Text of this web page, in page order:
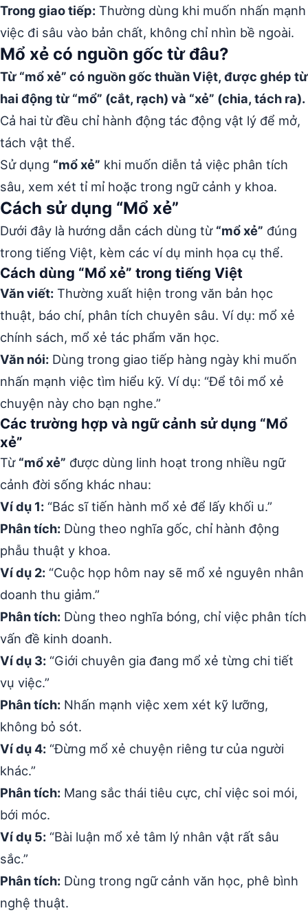
Trong giao tiếp: Thường dùng khi muốn nhấn mạnh
việc đi sâu vào bản chất, không chỉ nhìn bề ngoài.
Mổ xẻ có nguồn gốc từ đâu?
Từ “mổ xẻ” có nguồn gốc thuần Việt, được ghép từ
hai động từ “mổ” (cắt, rạch) và “xẻ” (chia, tách ra).
Cả hai từ đều chỉ hành động tác động vật lý để mở,
tách vật thể.
Sử dụng “mổ xẻ” khi muốn diễn tả việc phân tích
sâu, xem xét tỉ mỉ hoặc trong ngữ cảnh y khoa.
Cách sử dụng “Mổ xẻ”
Dưới đây là hướng dẫn cách dùng từ “mổ xẻ” đúng
trong tiếng Việt, kèm các ví dụ minh họa cụ thể.
Cách dùng “Mổ xẻ” trong tiếng Việt
Văn viết: Thường xuất hiện trong văn bản học
thuật, báo chí, phân tích chuyên sâu. Ví dụ: mổ xẻ
chính sách, mổ xẻ tác phẩm văn học.
Văn nói: Dùng trong giao tiếp hàng ngày khi muốn
nhấn mạnh việc tìm hiểu kỹ. Ví dụ: “Để tôi mổ xẻ
chuyện này cho bạn nghe.”
Các trường hợp và ngữ cảnh sử dụng “Mổ
xẻ”
Từ “mổ xẻ” được dùng linh hoạt trong nhiều ngữ
cảnh đời sống khác nhau:
Ví dụ 1: “Bác sĩ tiến hành mổ xẻ để lấy khối u.”
Phân tích: Dùng theo nghĩa gốc, chỉ hành động
phẫu thuật y khoa.
Ví dụ 2: “Cuộc họp hôm nay sẽ mổ xẻ nguyên nhân
doanh thu giảm.”
Phân tích: Dùng theo nghĩa bóng, chỉ việc phân tích
vấn đề kinh doanh.
Ví dụ 3: “Giới chuyên gia đang mổ xẻ từng chi tiết
vụ việc.”
Phân tích: Nhấn mạnh việc xem xét kỹ lưỡng,
không bỏ sót.
Ví dụ 4: “Đừng mổ xẻ chuyện riêng tư của người
khác.”
Phân tích: Mang sắc thái tiêu cực, chỉ việc soi mói,
bới móc.
Ví dụ 5: “Bài luận mổ xẻ tâm lý nhân vật rất sâu
sắc.”
Phân tích: Dùng trong ngữ cảnh văn học, phê bình
nghệ thuật.